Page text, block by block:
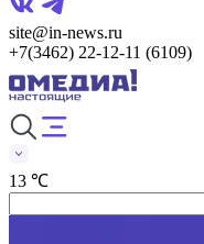
site@in-news.ru
+7(3462) 22-12-11 (6109)
13 ℃